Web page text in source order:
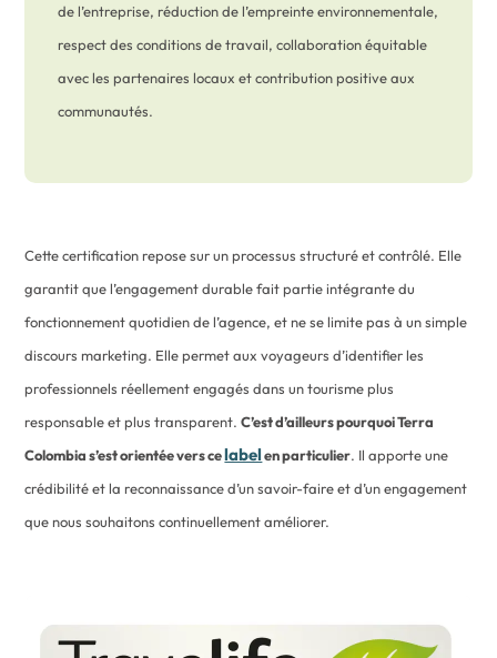
de l’entreprise, réduction de l’empreinte environnementale,
respect des conditions de travail, collaboration équitable
avec les partenaires locaux et contribution positive aux
communautés.
Cette certification repose sur un processus structuré et contrôlé. Elle
garantit que l’engagement durable fait partie intégrante du
fonctionnement quotidien de l’agence, et ne se limite pas à un simple
discours marketing. Elle permet aux voyageurs d’identifier les
professionnels réellement engagés dans un tourisme plus
responsable et plus transparent.C’est d’ailleurs pourquoi Terra
Colombia s’est orientée vers celabelen particulier. Il apporte une
crédibilité et la reconnaissance d’un savoir-faire et d’un engagement
que nous souhaitons continuellement améliorer.